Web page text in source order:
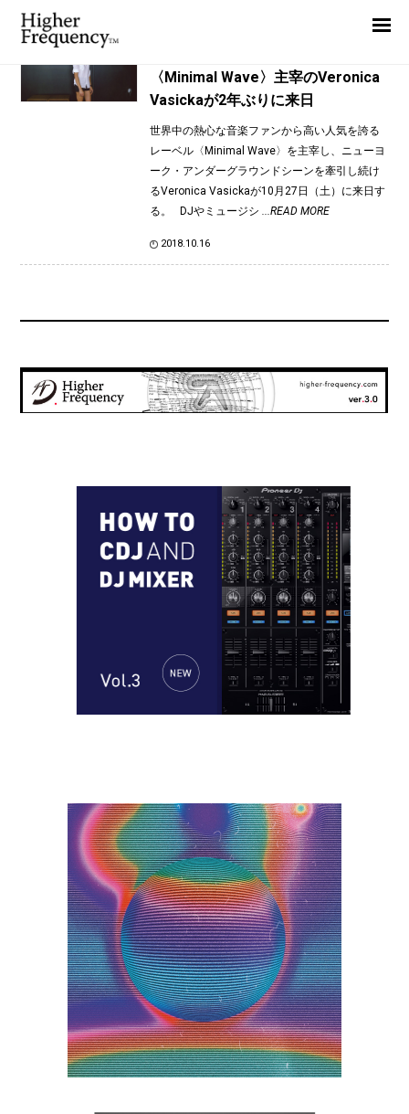
TAG: The Beautiful Noise
〈Minimal Wave〉主宰のVeronica
Vasickaが2年ぶりに来日
世界中の熱心な音楽ファンから高い人気を誇る
レーベル〈Minimal Wave〉を主宰し、ニューヨ
ーク・アンダーグラウンドシーンを牽引し続け
るVeronica Vasickaが10月27日（土）に来日す
る。 DJやミュージシ ...READ MORE
2018.10.16
News
Interview
Highlight
Report